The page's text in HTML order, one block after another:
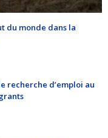
du monde dans la
recherche d’emploi au